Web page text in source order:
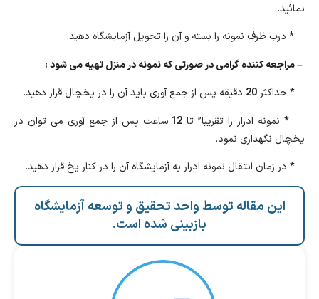
نمائید.
* درب ظرف نمونه را بسته و آن را تحویل آزمایشگاه دهید.
– مراجعه کننده گرامی در صورتی که نمونه در منزل تهیه می شود :
*حداکثر 20 دقیقه پس از جمع آوری باید آن را در یخچال قرار دهید.
* نمونه ادرار را تقریبا” تا 12 ساعت پس از جمع آوری می توان در
یخچال نگهداری نمود.
* در زمان انتقال نمونه ادرار به آزمایشگاه آن را در کنار یخ قرار دهید.
این مقاله توسط واحد تحقیق و توسعه آزمایشگاه
بازبینی شده است.